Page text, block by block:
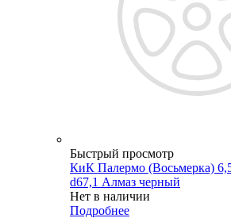
Быстрый просмотр
КиК Палермо (Восьмерка)
d67,1 Алмаз черный
Нет в наличии
Подробнее